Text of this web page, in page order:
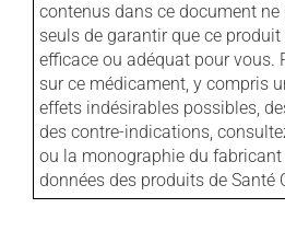
contenus dans ce document
seuls de garantir que ce
efficace ou adéquat pour vous.
sur ce médicament, y compris
effets indésirables possibles,
des contre-indications,
ou la monographie du
données des produits de Santé